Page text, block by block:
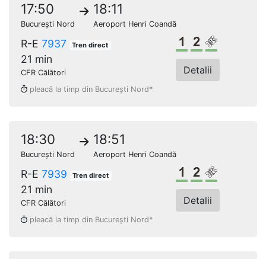
17:50
București Nord
18:11
Aeroport Henri Coandă
R-E 7937 Tren direct
21 min
CFR Călători
Clasa 1Clasa a 2-a
Loc
Detalii
pleacă la timp din București Nord*
18:30
București Nord
18:51
Aeroport Henri Coandă
R-E 7939 Tren direct
21 min
CFR Călători
Clasa 1Clasa a 2-a
Loc
Detalii
pleacă la timp din București Nord*